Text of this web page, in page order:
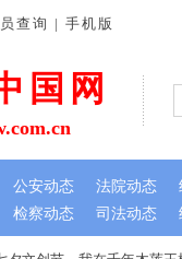
国网
检察动态 司法动态
查询 | 手机版
公安动态 法院动态